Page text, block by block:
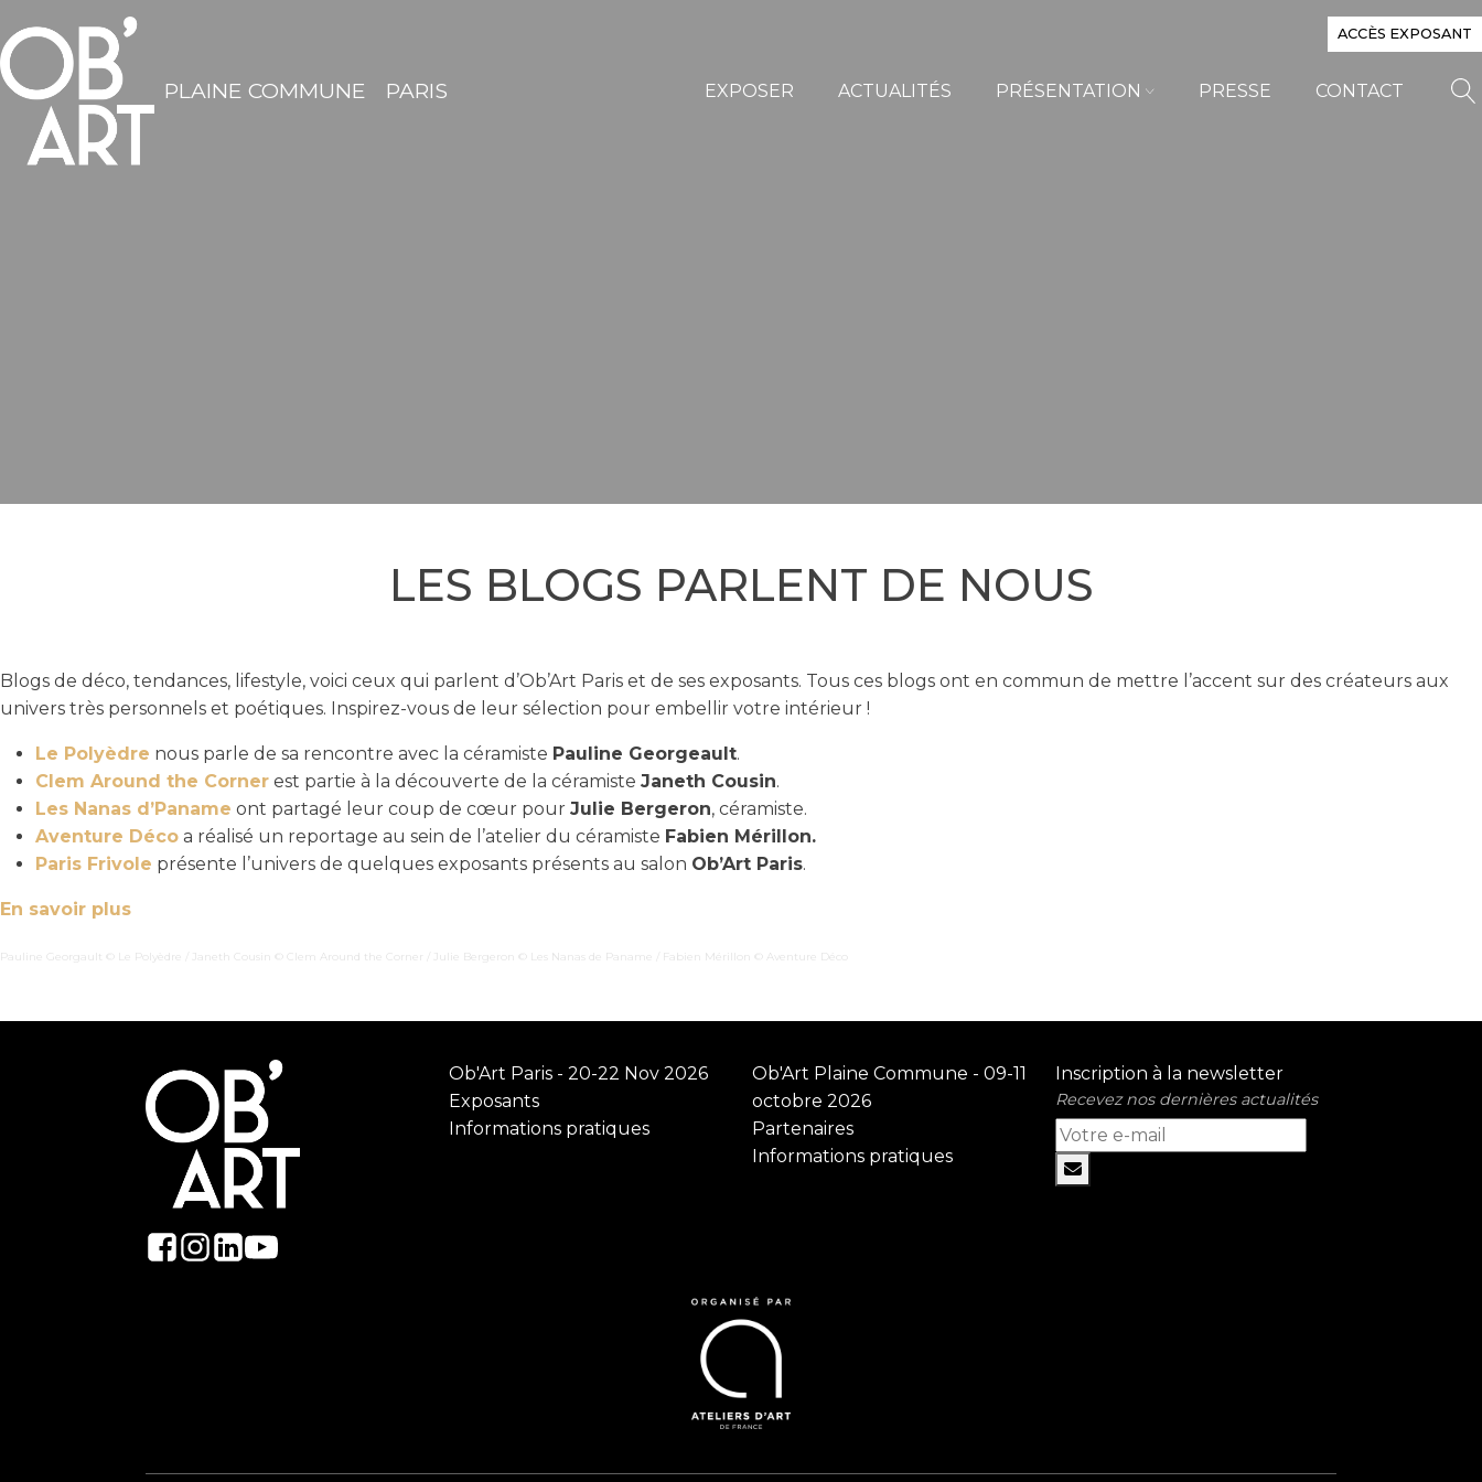
ACCÈS EXPOSANT
PLAINE COMMUNE PARIS EXPOSER ACTUALITÉS PRÉSENTATION PRESSE CONTACT
LES BLOGS PARLENT DE NOUS
Blogs de déco, tendances, lifestyle, voici ceux qui parlent d’Ob’Art Paris et de ses exposants. Tous ces blogs ont en commun de mettre l’accent sur des créateurs aux
univers très personnels et poétiques. Inspirez-vous de leur sélection pour embellir votre intérieur !
Le Polyèdre nous parle de sa rencontre avec la céramiste Pauline Georgeault.
Clem Around the Corner est partie à la découverte de la céramiste Janeth Cousin.
Les Nanas d’Paname ont partagé leur coup de cœur pour Julie Bergeron, céramiste.
Aventure Déco a réalisé un reportage au sein de l’atelier du céramiste Fabien Mérillon.
Paris Frivole présente l’univers de quelques exposants présents au salon Ob’Art Paris.
En savoir plus
Pauline Georgault © Le Polyèdre / Janeth Cousin © Clem Around the Corner / Julie Bergeron © Les Nanas de Paname / Fabien Mérillon © Aventure Déco
Ob'Art Paris - 20-22 Nov 2026
Exposants
Informations pratiques
Ob'Art Plaine Commune - 09-11
octobre 2026
Partenaires
Informations pratiques
Inscription à la newsletter
Recevez nos dernières actualités